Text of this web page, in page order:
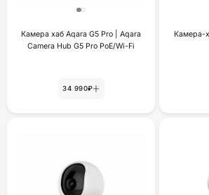
Камера хаб Aqara G5 Pro | Aqara
Camera Hub G5 Pro PoE/Wi-Fi
34 990₽
Камера-